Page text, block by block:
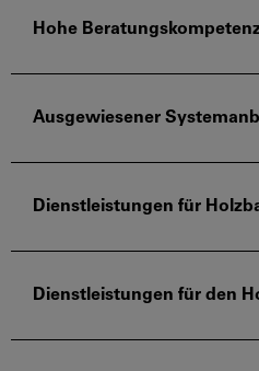
Hohe
Ausgewiesener
Dienstleistungen für
Dienstleistungen für den